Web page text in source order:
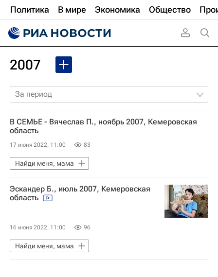
Политика В мире Экономика Общество
2007
За период
В СЕМЬЕ - Вячеслав П., ноябрь 2007, Кемеровская
область
17 июня 2022, 11:00 83
Найди меня, мама
Эскандер Б., июль 2007, Кемеровская
область
16 июня 2022, 11:00 96
Найди меня, мама